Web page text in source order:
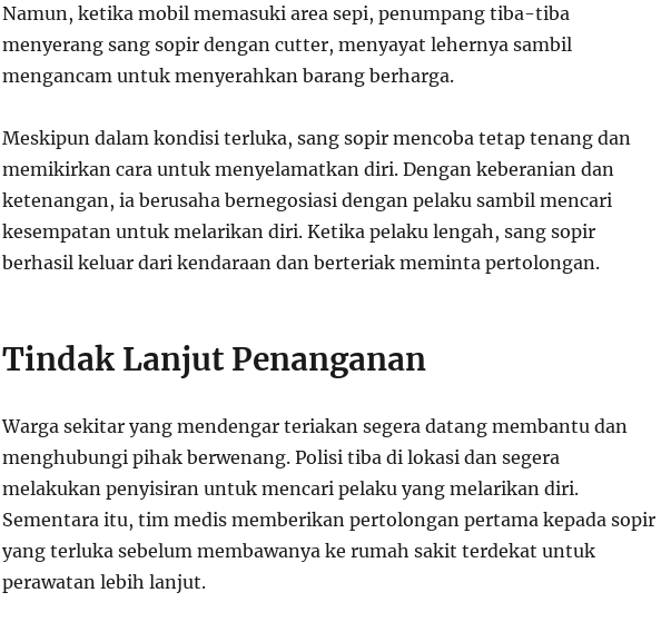
Namun, ketika mobil memasuki area sepi, penumpang tiba-tiba
menyerang sang sopir dengan cutter, menyayat lehernya sambil
mengancam untuk menyerahkan barang berharga.
Meskipun dalam kondisi terluka, sang sopir mencoba tetap tenang dan
memikirkan cara untuk menyelamatkan diri. Dengan keberanian dan
ketenangan, ia berusaha bernegosiasi dengan pelaku sambil mencari
kesempatan untuk melarikan diri. Ketika pelaku lengah, sang sopir
berhasil keluar dari kendaraan dan berteriak meminta pertolongan.
Tindak Lanjut Penanganan
Warga sekitar yang mendengar teriakan segera datang membantu dan
menghubungi pihak berwenang. Polisi tiba di lokasi dan segera
melakukan penyisiran untuk mencari pelaku yang melarikan diri.
Sementara itu, tim medis memberikan pertolongan pertama kepada sopir
yang terluka sebelum membawanya ke rumah sakit terdekat untuk
perawatan lebih lanjut.